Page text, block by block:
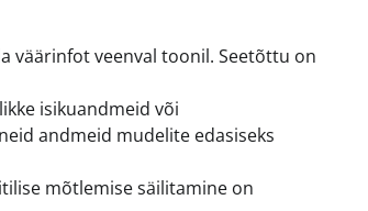
väärinfot veenval toonil. Seetõttu on
isikuandmeid või
andmeid mudelite edasiseks
mõtlemise säilitamine on